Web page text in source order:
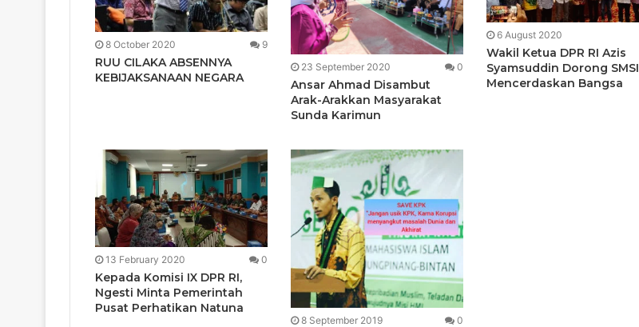
8 October 2020 9
RUU CILAKA ABSENNYA
KEBIJAKSANAAN NEGARA
23 September 2020 0
Ansar Ahmad Disambut
Arak-Arakkan Masyarakat
Sunda Karimun
6 August 2020
Wakil Ketua DPR RI Azis
Syamsuddin Dorong SMSI
Mencerdaskan Bangsa
13 February 2020 0
Kepada Komisi IX DPR RI,
Ngesti Minta Pemerintah
Pusat Perhatikan Natuna
8 September 2019 0